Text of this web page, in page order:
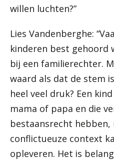
willen luchten?”
Lies Vandenberghe:
kinderen best gehoord
bij een familierechter.
waard als dat de stem
heel veel druk? Een
mama of papa en die
bestaansrecht hebben,
conflictueuze context
opleveren. Het is